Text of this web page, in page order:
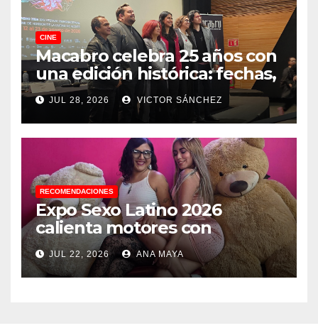
CINE
Macabro celebra 25 años con
una edición histórica: fechas,
sedes, invitados y todo lo que
debes saber
JUL 28, 2026 VICTOR SÁNCHEZ
RECOMENDACIONES
Expo Sexo Latino 2026
calienta motores con
conferencia de prensa y
anuncia actividades para
todos los gustos
JUL 22, 2026 ANA MAYA